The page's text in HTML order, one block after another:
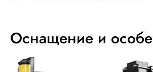
Оснащение и